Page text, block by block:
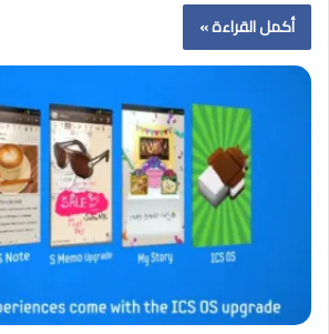
أكمل القراءة »